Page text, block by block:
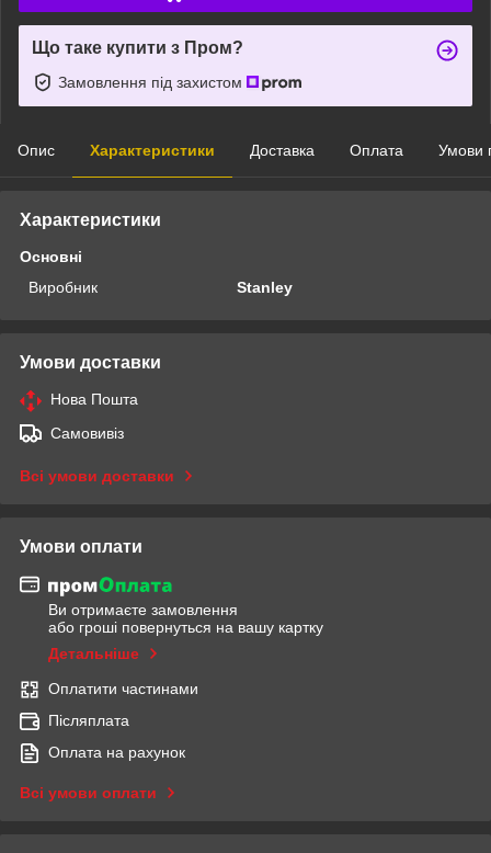
Що таке купити з Пром?
Замовлення під захистом
Опис Характеристики Доставка Оплата Умови
Характеристики
Основні
Виробник
Stanley
Умови доставки
Нова Пошта
Самовивіз
Всі умови доставки
Умови оплати
Ви отримаєте замовлення
або гроші повернуться на вашу картку
Детальніше
Оплатити частинами
Післяплата
Оплата на рахунок
Всі умови оплати